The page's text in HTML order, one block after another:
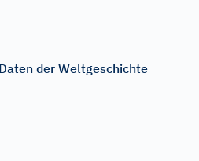
der Weltgeschichte